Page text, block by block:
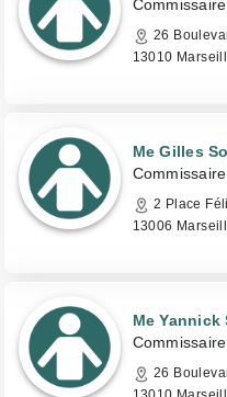
26
13010
Me Gilles
2 Place
13006
Me Yannick
26